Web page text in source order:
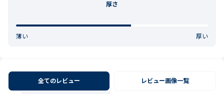
厚さ
薄い 厚い
全てのレビュー レビュー画像一覧